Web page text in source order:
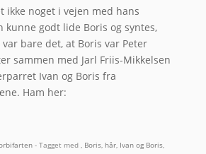
ikke noget i vejen med hans
kunne godt lide Boris og syntes,
bare det, at Boris var Peter
sammen med Jarl Friis-Mikkelsen
Ivan og Boris fra
Ham her:
- Tagget med , Boris, hår, Ivan og Boris,